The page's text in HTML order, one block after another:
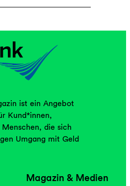
ist ein Angebot
Kund*innen,
die sich
Umgang mit Geld
Magazin & Medien